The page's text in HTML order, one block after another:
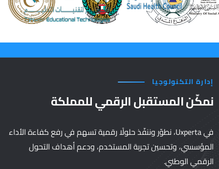
إدارة التكنولوجيا
نمكّن المستقبل الرقمي للمملكة
في Uxperta، نطوّر وننفّذ حلولًا رقمية تسهم في رفع كفاءة الأداء
المؤسسي، وتحسين تجربة المستخدم، ودعم أهداف التحول
الرقمي الوطني.